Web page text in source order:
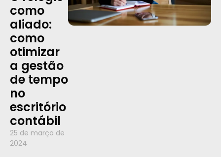
como
aliado:
como
otimizar
a gestão
de tempo
no
escritório
contábil
25 de março de
2024